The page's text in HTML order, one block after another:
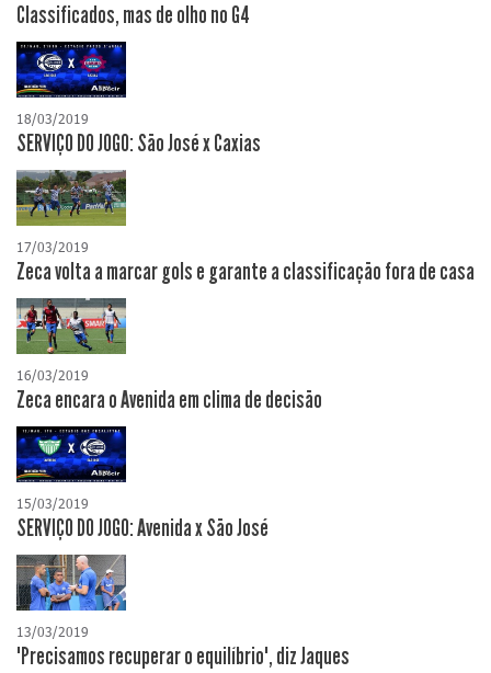
Classificados, mas de olho no G4
18/03/2019
SERVIÇO DO JOGO: São José x Caxias
17/03/2019
Zeca volta a marcar gols e garante a classificação fora de casa
16/03/2019
Zeca encara o Avenida em clima de decisão
15/03/2019
SERVIÇO DO JOGO: Avenida x São José
13/03/2019
"Precisamos recuperar o equilíbrio", diz Jaques